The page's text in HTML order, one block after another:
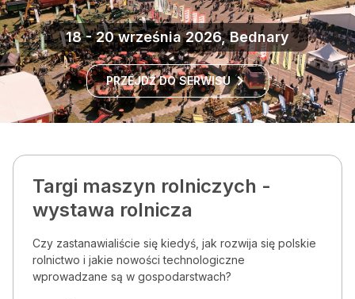
18 - 20 września 2026, Bednary
PRZEJDŹ DO SERWISU
Targi maszyn rolniczych -
wystawa rolnicza
Czy zastanawialiście się kiedyś, jak rozwija się polskie
rolnictwo i jakie nowości technologiczne
wprowadzane są w gospodarstwach?